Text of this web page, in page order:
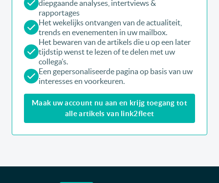
diepgaande analyses, intertviews &
rapportages
Het wekelijks ontvangen van de actualiteit,
trends en evenementen in uw mailbox.
Het bewaren van de artikels die u op een later
tijdstip wenst te lezen of te delen met uw
collega’s.
Een gepersonaliseerde pagina op basis van uw
interesses en voorkeuren.
Maak uw account nu aan en krijg toegang tot
alle artikels van link2fleet